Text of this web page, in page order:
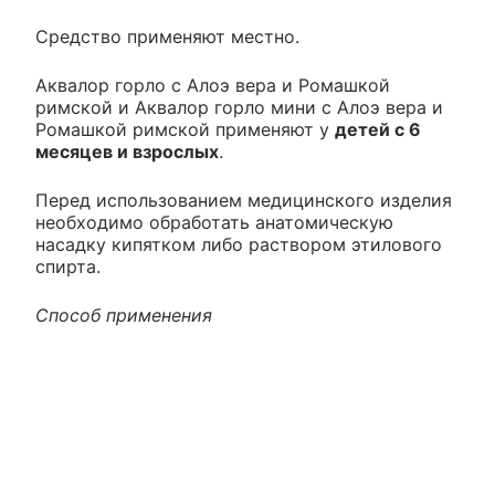
Средство применяют местно.
Аквалор горло с Алоэ вера и Ромашкой
римской и Аквалор горло мини с Алоэ вера и
Ромашкой римской применяют у детей с 6
месяцев и взрослых.
Перед использованием медицинского изделия
необходимо обработать анатомическую
насадку кипятком либо раствором этилового
спирта.
Способ применения